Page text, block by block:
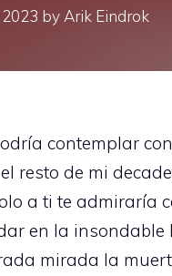
by Arik Eindrok
contemplar
resto de mi
a ti te admiraría
en la insondable
mirada la